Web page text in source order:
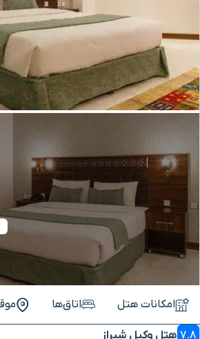
امکانات هتل اتاق‌ها
7.8 هتل وکیل شیراز